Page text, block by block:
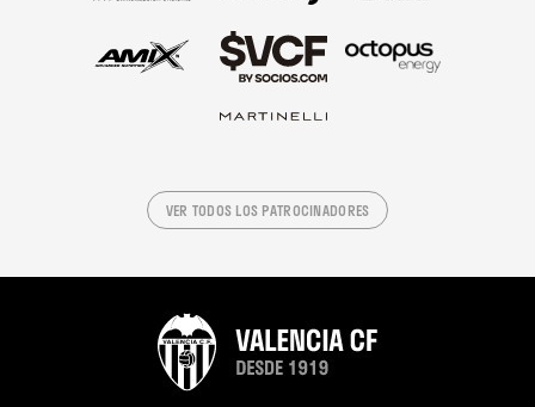
VER TODOS LOS PATROCINADORES